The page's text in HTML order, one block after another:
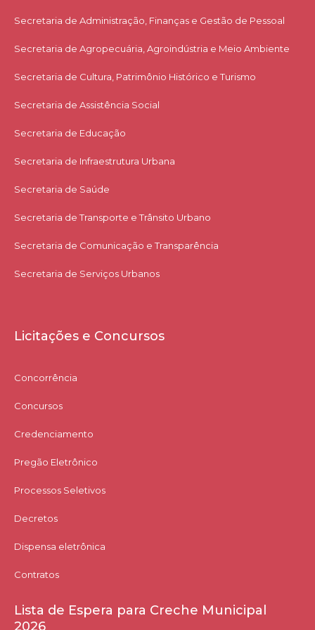
Secretaria de Administração, Finanças e Gestão de Pessoal
Secretaria de Agropecuária, Agroindústria e Meio Ambiente
Secretaria de Cultura, Patrimônio Histórico e Turismo
Secretaria de Assistência Social
Secretaria de Educação
Secretaria de Infraestrutura Urbana
Secretaria de Saúde
Secretaria de Transporte e Trânsito Urbano
Secretaria de Comunicação e Transparência
Secretaria de Serviços Urbanos
Licitações e Concursos
Concorrência
Concursos
Credenciamento
Pregão Eletrônico
Processos Seletivos
Decretos
Dispensa eletrônica
Contratos
Lista de Espera para Creche Municipal
2026